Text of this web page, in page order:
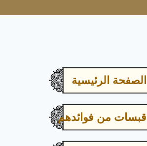
الصفحة الرئيسية
قبسات من فوائدهم